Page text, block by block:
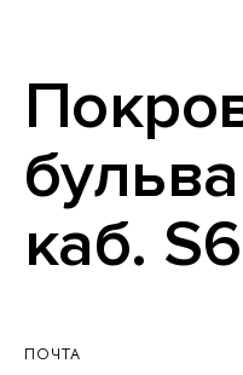
каб.
ПОЧТА